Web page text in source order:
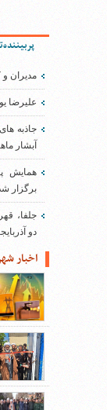
مدیران و
علیرضا
جاذبه
آبشار
همایش
برگزار
جلفا،
دو
اخبار